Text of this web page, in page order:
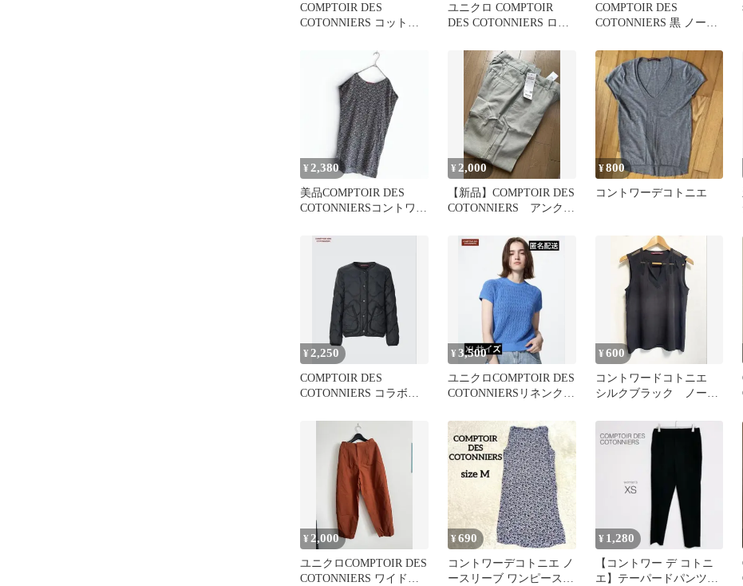
COMPTOIR DES
COTONNIERS コットン
ユニクロ COMPTOIR
DES COTONNIERS ロン
COMPTOIR DES
COTONNIERS 黒 ノース
¥ 2,380
美品COMPTOIR DES
COTONNIERSコントワー
¥ 2,000
【新品】COMPTOIR DES
COTONNIERS アンクル
¥800
コントワーデコトニエ
¥ 2,250
COMPTOIR DES
COTONNIERS コラボ
¥3,500
ユニクロCOMPTOIR DES
COTONNIERSリネンクル
¥600
コントワードコトニエ
シルクブラック ノース
¥ 2,000
ユニクロCOMPTOIR DES
COTONNIERS ワイドパ
¥690
コントワーデコトニエ ノ
ースリーブ ワンピース M
¥ 1,280
【コントワー デ コトニ
エ】テーパードパンツ